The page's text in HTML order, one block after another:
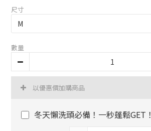
尺寸
數量
以優惠價加購商品
冬天懶洗頭必備！一秒蓬鬆GET！